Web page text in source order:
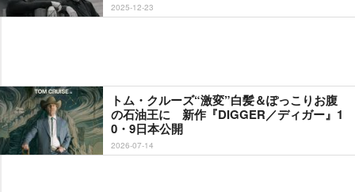
2025-12-23
トム・クルーズ“激変”白髪＆ぽっこりお腹
の石油王に 新作『DIGGER／ディガー』1
0・9日本公開
2026-07-14